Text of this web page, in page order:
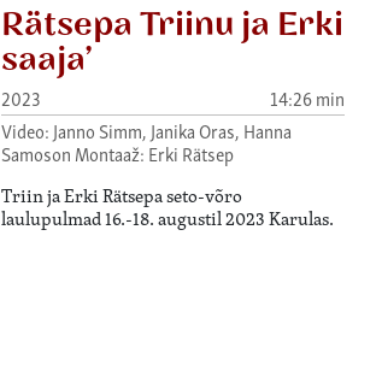
Rätsepa Triinu ja Erki
saaja’
2023
14:26 min
Video: Janno Simm, Janika Oras, Hanna
Samoson Montaaž: Erki Rätsep
Triin ja Erki Rätsepa seto-võro
laulupulmad 16.-18. augustil 2023 Karulas.